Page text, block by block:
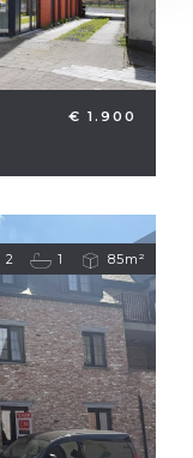
€ 1.900
2 1 85m²